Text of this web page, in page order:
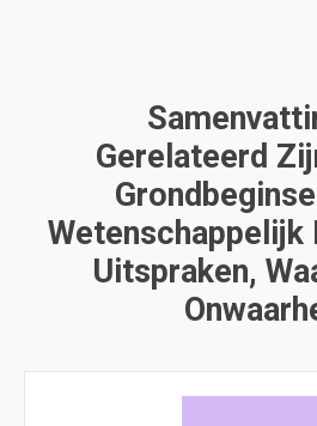
Gerelateerd
Wetenschappelijk
Uitspraken,